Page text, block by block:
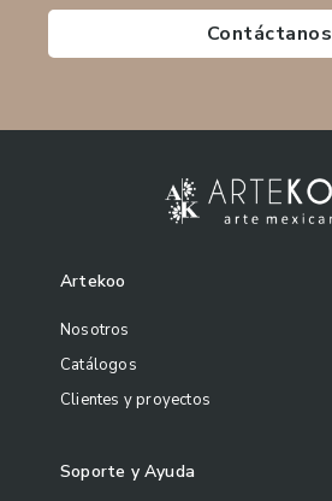
Contáctanos
Artekoo
Nosotros
Catálogos
Clientes y proyectos
Soporte y Ayuda